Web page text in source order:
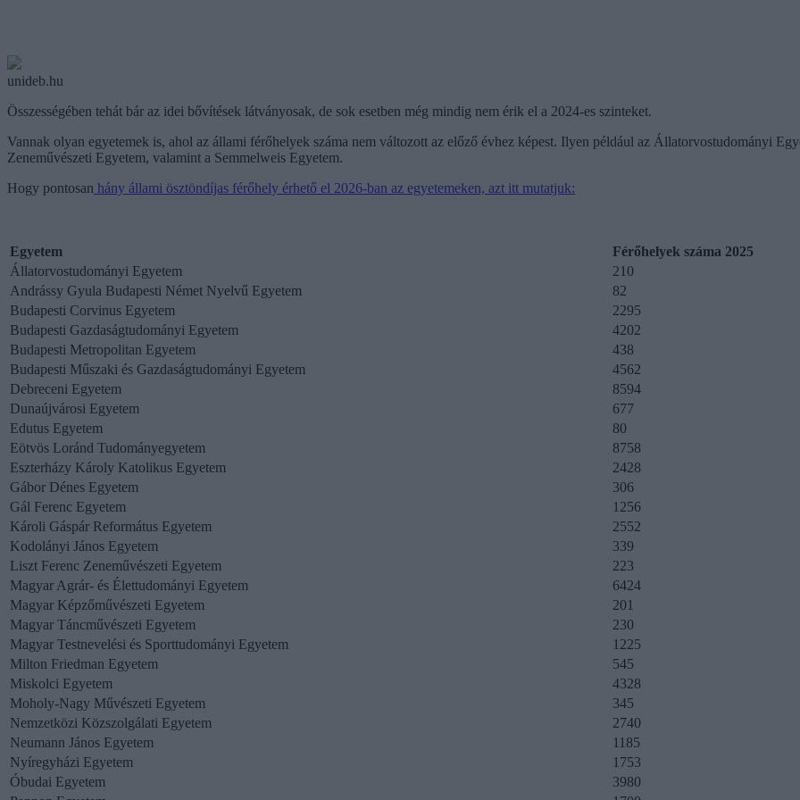
unideb.hu
Összességében tehát bár az idei bővítések látványosak, de sok esetben még mindig nem érik el a 2024-es szinteket.
Vannak olyan egyetemek is, ahol az állami férőhelyek száma nem változott az előző évhez képest. Ilyen például az Állatorvostudományi
Zeneművészeti Egyetem, valamint a Semmelweis Egyetem.
Hogy pontosan hány állami ösztöndíjas férőhely érhető el 2026-ban az egyetemeken, azt itt mutatjuk:
Egyetem
Férőhelyek száma 2025
Állatorvostudományi Egyetem
210
Andrássy Gyula Budapesti Német Nyelvű Egyetem
82
Budapesti Corvinus Egyetem
2295
Budapesti Gazdaságtudományi Egyetem
4202
Budapesti Metropolitan Egyetem
438
Budapesti Műszaki és Gazdaságtudományi Egyetem
4562
Debreceni Egyetem
8594
Dunaújvárosi Egyetem
677
Edutus Egyetem
80
Eötvös Loránd Tudományegyetem
8758
Eszterházy Károly Katolikus Egyetem
2428
Gábor Dénes Egyetem
306
Gál Ferenc Egyetem
1256
Károli Gáspár Református Egyetem
2552
Kodolányi János Egyetem
339
Liszt Ferenc Zeneművészeti Egyetem
223
Magyar Agrár- és Élettudományi Egyetem
6424
Magyar Képzőművészeti Egyetem
201
Magyar Táncművészeti Egyetem
230
Magyar Testnevelési és Sporttudományi Egyetem
1225
Milton Friedman Egyetem
545
Miskolci Egyetem
4328
Moholy-Nagy Művészeti Egyetem
345
Nemzetközi Közszolgálati Egyetem
2740
Neumann János Egyetem
1185
Nyíregyházi Egyetem
1753
Óbudai Egyetem
3980